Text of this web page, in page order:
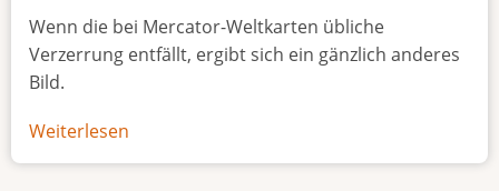
Wenn die bei Mercator-Weltkarten übliche
Verzerrung entfällt, ergibt sich ein gänzlich anderes
Bild.
Weiterlesen
Afrikas